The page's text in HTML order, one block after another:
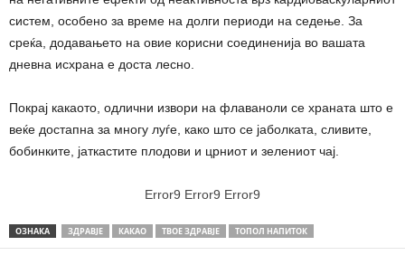
систем, особено за време на долги периоди на седење. За
среќа, додавањето на овие корисни соединенија во вашата
дневна исхрана е доста лесно.
Покрај какаото, одлични извори на флаваноли се храната што е
веќе достапна за многу луѓе, како што се јаболката, сливите,
бобинките, јаткастите плодови и црниот и зелениот чај.
Error9 Error9 Error9
ОЗНАКА ЗДРАВЈЕ КАКАО ТВОЕ ЗДРАВЈЕ ТОПОЛ НАПИТОК